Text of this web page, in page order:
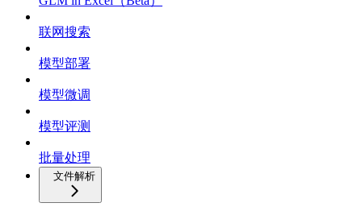
联网搜索
模型部署
模型微调
模型评测
批量处理
文件解析